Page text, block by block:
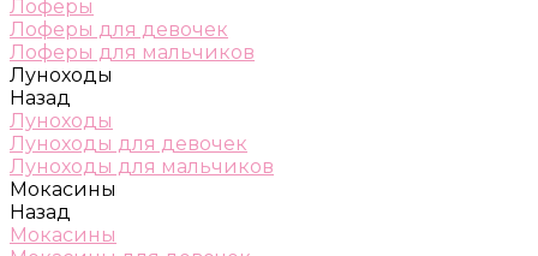
Лоферы
Лоферы для девочек
Лоферы для мальчиков
Луноходы
Назад
Луноходы
Луноходы для девочек
Луноходы для мальчиков
Мокасины
Назад
Мокасины